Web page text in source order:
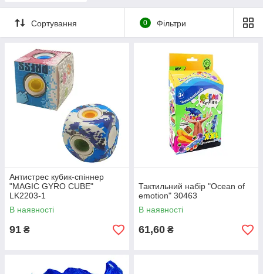
Сортування 0 Фільтри
Антистрес кубик-спіннер
"MAGIC GYRO CUBE"
LK2203-1
В наявності
91 ₴
Тактильний набір "Ocean of
emotion" 30463
В наявності
61,60 ₴